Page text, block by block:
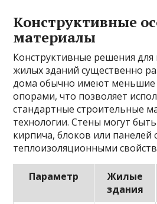
Конструктивные
материалы
Конструктивные решения
жилых зданий существенно
дома обычно имеют
опорами, что позволяет
стандартные строительные
технологии. Стены могут
кирпича, блоков или панелей
теплоизоляционными
Параметр
Жилые
здания